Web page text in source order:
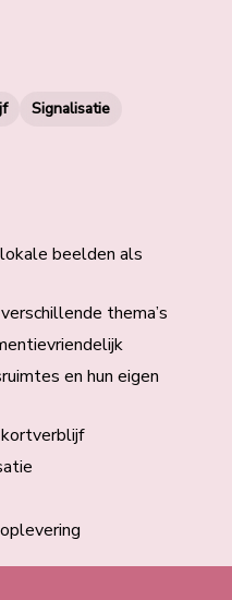
Signalisatie
beelden als
thema’s​
en hun eigen